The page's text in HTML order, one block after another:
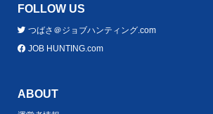
FOLLOW US
つばさ＠ジョブハンティング.com
JOB HUNTING.com
ABOUT